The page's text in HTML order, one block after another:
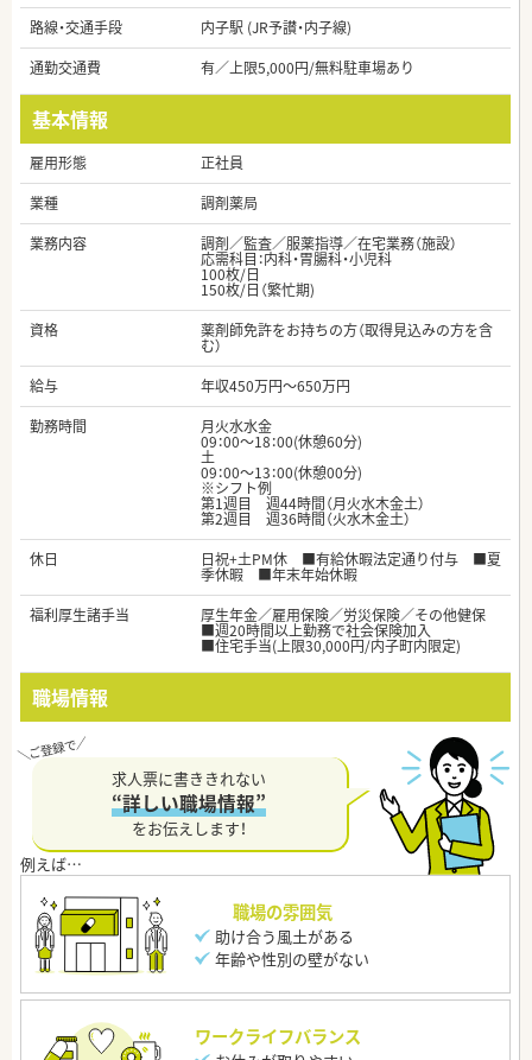
路線・交通手段
内子駅 (JR予讃・内子線)
通勤交通費
有／上限5,000円/無料駐車場あり
基本情報
雇用形態
正社員
業種
調剤薬局
業務内容
調剤／監査／服薬指導／在宅業務（施設）
応需科目：内科・胃腸科・小児科
100枚/日
150枚/日（繁忙期)
資格
薬剤師免許をお持ちの方（取得見込みの方を含
む）
給与
年収450万円～650万円
勤務時間
月火水水金
09：00～18：00(休憩60分)
土
09：00～13：00(休憩00分)
※シフト例
第1週目 週44時間（月火水木金土）
第2週目 週36時間（火水木金土）
休日
日祝+土PM休 ■有給休暇法定通り付与 ■夏
季休暇 ■年末年始休暇
福利厚生諸手当
厚生年金／雇用保険／労災保険／その他健保
■週20時間以上勤務で社会保険加入
■住宅手当(上限30,000円/内子町内限定)
職場情報
求人票に書ききれない
“詳しい職場情報”
をお伝えします！
職場の雰囲気
助け合う風土がある
年齢や性別の壁がない
ワークライフバランス